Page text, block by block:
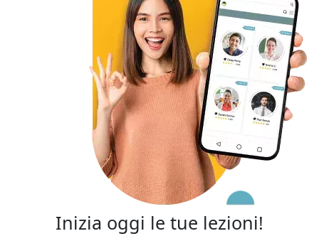
Inizia oggi le tue lezioni!